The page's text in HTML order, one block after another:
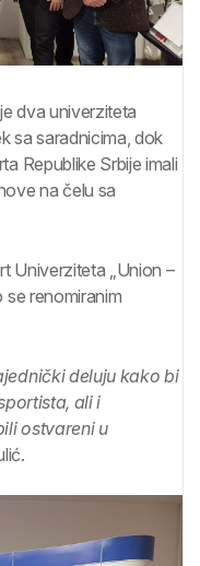
dva univerziteta
sa saradnicima, dok
Republike Srbije imali
na čelu sa
Univerziteta „Union –
se renomiranim
deluju kako bi
ali i
ostvareni u